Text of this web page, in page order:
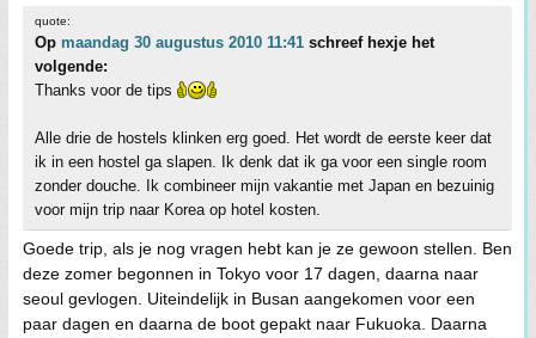
quote:
Op maandag 30 augustus 2010 11:41 schreef hexje het
volgende:
Thanks voor de tips
Alle drie de hostels klinken erg goed. Het wordt de eerste keer dat
ik in een hostel ga slapen. Ik denk dat ik ga voor een single room
zonder douche. Ik combineer mijn vakantie met Japan en bezuinig
voor mijn trip naar Korea op hotel kosten.
Goede trip, als je nog vragen hebt kan je ze gewoon stellen. Ben
deze zomer begonnen in Tokyo voor 17 dagen, daarna naar
seoul gevlogen. Uiteindelijk in Busan aangekomen voor een
paar dagen en daarna de boot gepakt naar Fukuoka. Daarna